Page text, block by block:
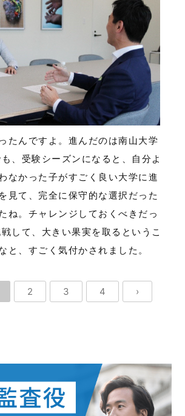
たんですよ。進んだのは南山大学
、受験シーズンになると、自分よ
なかった子がすごく良い大学に進
見て、完全に保守的な選択だった
ね。チャレンジしておくべきだっ
して、大きい果実を取るというこ
と、すごく気付かされました。
2 3 4 ›